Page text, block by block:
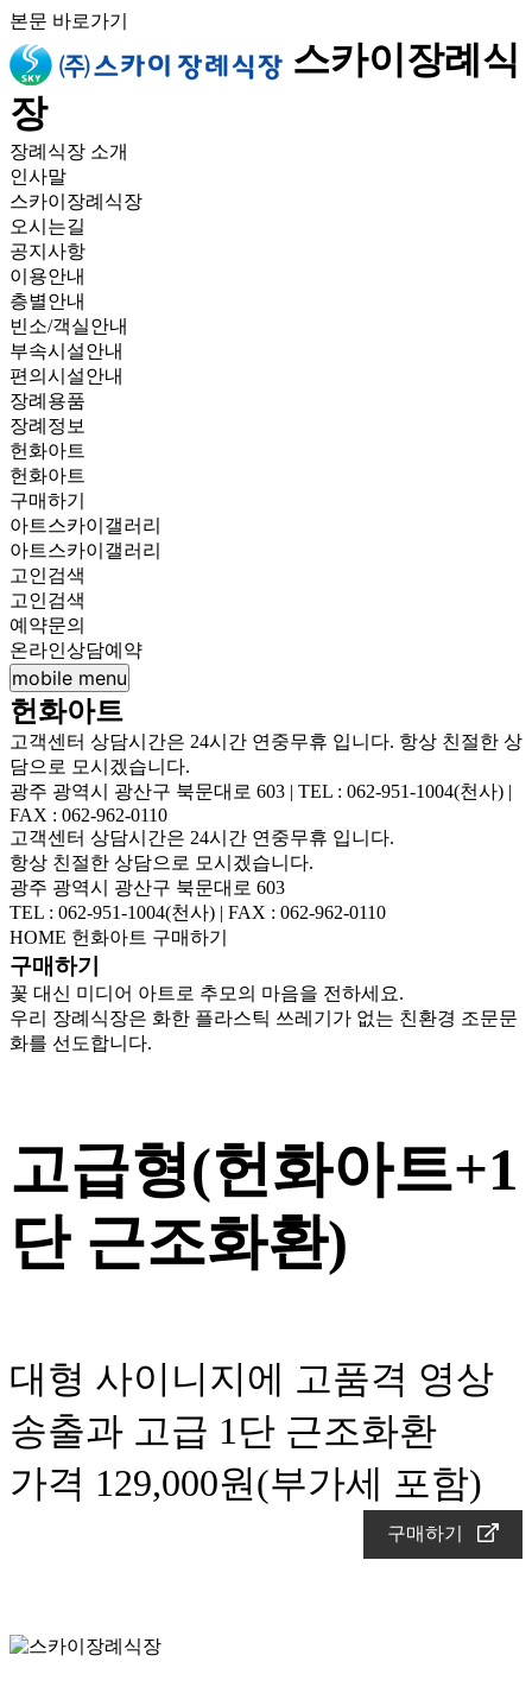
본문 바로가기
스카이장례식
장
장례식장 소개
인사말
스카이장례식장
오시는길
공지사항
이용안내
층별안내
빈소/객실안내
부속시설안내
편의시설안내
장례용품
장례정보
헌화아트
헌화아트
구매하기
아트스카이갤러리
아트스카이갤러리
고인검색
고인검색
예약문의
온라인상담예약
mobile menu
헌화아트
고객센터 상담시간은 24시간 연중무휴 입니다. 항상 친절한 상
담으로 모시겠습니다.
광주 광역시 광산구 북문대로 603 | TEL : 062-951-1004(천사) |
FAX : 062-962-0110
고객센터 상담시간은 24시간 연중무휴 입니다.
항상 친절한 상담으로 모시겠습니다.
광주 광역시 광산구 북문대로 603
TEL : 062-951-1004(천사) | FAX : 062-962-0110
HOME 헌화아트 구매하기
구매하기
꽃 대신 미디어 아트로 추모의 마음을 전하세요.
우리 장례식장은 화한 플라스틱 쓰레기가 없는 친환경 조문문
화를 선도합니다.
고급형(헌화아트+1
단 근조화환)
대형 사이니지에 고품격 영상
송출과 고급 1단 근조화환
가격 129,000원(부가세 포함)
구매하기